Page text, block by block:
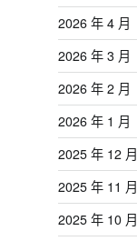
2026 年 4 月
2026 年 3 月
2026 年 2 月
2026 年 1 月
2025 年 12 月
2025 年 11 月
2025 年 10 月